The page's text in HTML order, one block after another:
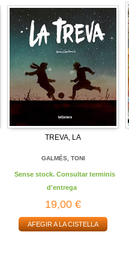
TREVA, LA
GALMÉS, TONI
Sense stock. Consultar terminis
d'entrega
19,00 €
AFEGIR A LA CISTELLA